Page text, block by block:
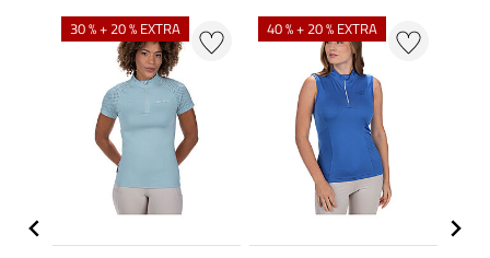
30 % + 20 % EXTRA 40 % + 20 % EXTRA